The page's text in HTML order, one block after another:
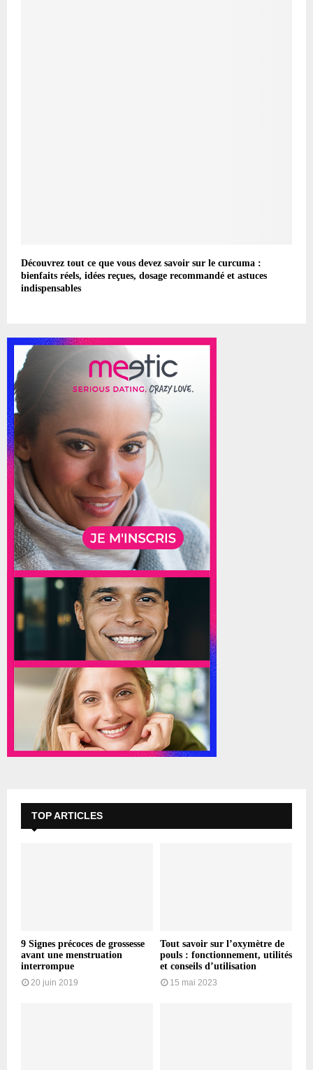
Découvrez tout ce que vous devez savoir sur le curcuma :
bienfaits réels, idées reçues, dosage recommandé et astuces
indispensables
TOP ARTICLES
9 Signes précoces de grossesse
avant une menstruation
interrompue
20 juin 2019
Tout savoir sur l’oxymètre de
pouls : fonctionnement, utilités
et conseils d’utilisation
15 mai 2023